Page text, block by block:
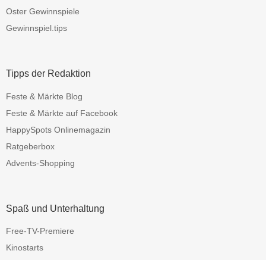
Oster Gewinnspiele
Gewinnspiel.tips
Tipps der Redaktion
Feste & Märkte Blog
Feste & Märkte auf Facebook
HappySpots Onlinemagazin
Ratgeberbox
Advents-Shopping
Spaß und Unterhaltung
Free-TV-Premiere
Kinostarts